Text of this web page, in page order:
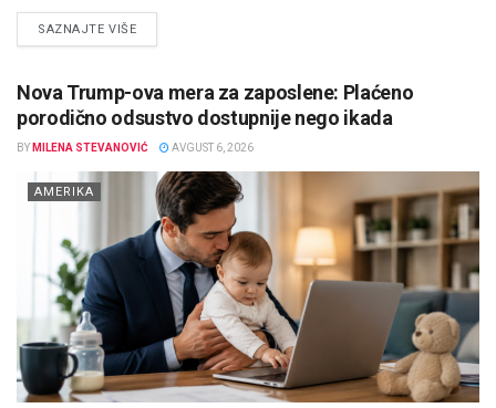
SAZNAJTE VIŠEDETAILS
Nova Trump-ova mera za zaposlene: Plaćeno
porodično odsustvo dostupnije nego ikada
BY MILENA STEVANOVIĆ AVGUST 6, 2026
AMERIKA